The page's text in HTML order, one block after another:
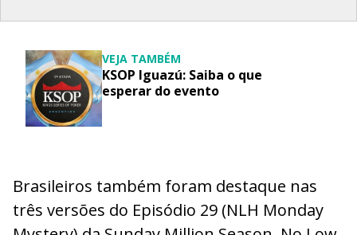
VEJA TAMBÉM
KSOP Iguazú: Saiba o que
esperar do evento
Brasileiros também foram destaque nas
três versões do Episódio 29 (NLH Monday